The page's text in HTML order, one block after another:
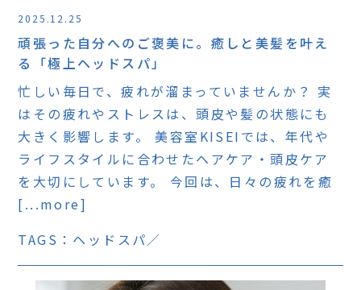
2025.12.25
頑張った自分へのご褒美に。癒しと美髪を叶え
る「極上ヘッドスパ」
忙しい毎日で、疲れが溜まっていませんか？ 実
はその疲れやストレスは、頭皮や髪の状態にも
大きく影響します。 美容室KISEIでは、年代や
ライフスタイルに合わせたヘアケア・頭皮ケア
を大切にしています。 今回は、日々の疲れを癒
[...more]
TAGS： ヘッドスパ